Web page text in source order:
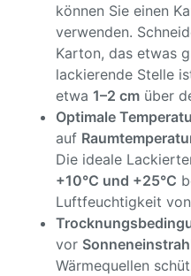
können Sie einen
verwenden.
Karton, das etwas
lackierende Stelle
etwa 1–2 cm über
Optimale
auf
Die ideale
+10°C und +25°C
Luftfeuchtigkeit von
vor
Wärmequellen